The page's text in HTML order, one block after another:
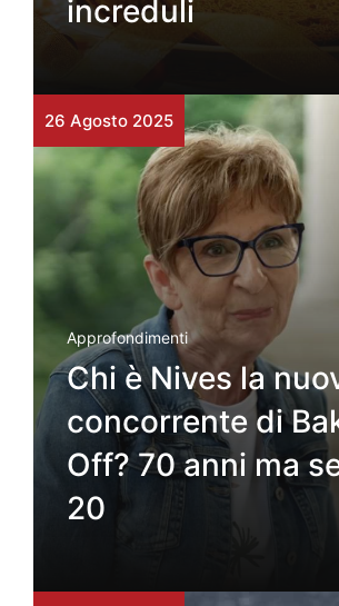
increduli
26 Agosto 2025
Approfondimenti
Chi è Nives la
concorrente di
Off? 70 anni ma
20